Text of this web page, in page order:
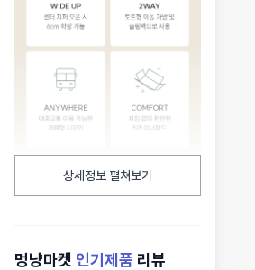
상세정보 펼쳐보기
멍냥마켓 인기제품 리뷰